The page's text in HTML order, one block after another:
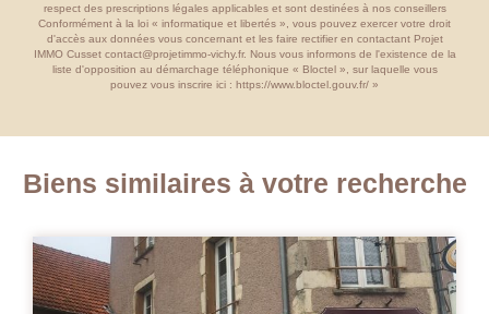
respect des prescriptions légales applicables et sont destinées à nos conseillers
Conformément à la loi « informatique et libertés », vous pouvez exercer votre droit
d'accès aux données vous concernant et les faire rectifier en contactant Projet
IMMO Cusset contact@projetimmo-vichy.fr. Nous vous informons de l'existence de la
liste d'opposition au démarchage téléphonique « Bloctel », sur laquelle vous
pouvez vous inscrire ici : https://www.bloctel.gouv.fr/ »
Biens similaires à votre recherche